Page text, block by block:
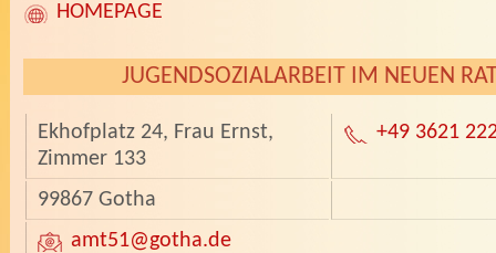
HOMEPAGE
JUGENDSOZIALARBEIT IM NEUEN
Ekhofplatz 24, Frau Ernst,
Zimmer 133
+49 3621
99867 Gotha
amt51@gotha.de